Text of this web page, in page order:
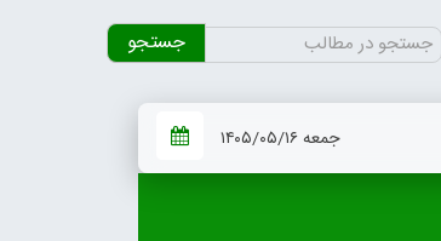
جستجو
برای:
جمعه ۱۴۰۵/۰۵/۱۶